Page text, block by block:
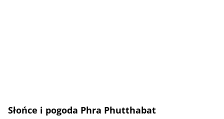
Słońce i pogoda Phra Phutthabat